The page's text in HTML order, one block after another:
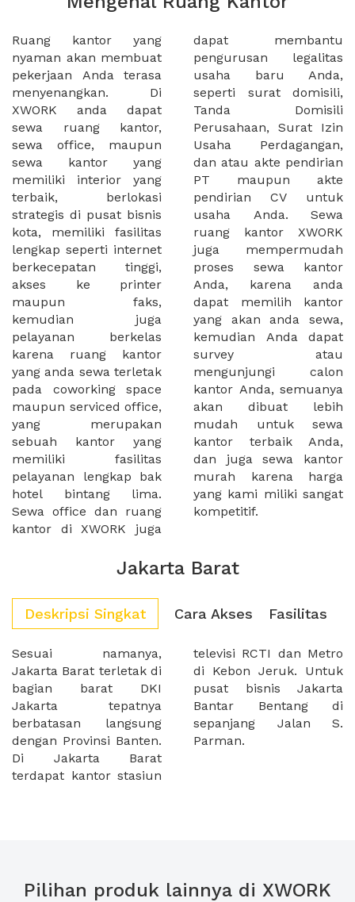
Ruang kantor yang
nyaman akan membuat
pekerjaan Anda terasa
menyenangkan. Di
XWORK anda dapat
sewa ruang kantor,
sewa office, maupun
sewa kantor yang
memiliki interior yang
terbaik, berlokasi
strategis di pusat bisnis
kota, memiliki fasilitas
lengkap seperti internet
berkecepatan tinggi,
akses ke printer
maupun faks,
kemudian juga
pelayanan berkelas
karena ruang kantor
yang anda sewa terletak
pada coworking space
maupun serviced office,
yang merupakan
sebuah kantor yang
memiliki fasilitas
pelayanan lengkap bak
hotel bintang lima.
Sewa office dan ruang
kantor di XWORK juga
dapat membantu
pengurusan legalitas
usaha baru Anda,
seperti surat domisili,
Tanda Domisili
Perusahaan, Surat Izin
Usaha Perdagangan,
dan atau akte pendirian
PT maupun akte
pendirian CV untuk
usaha Anda. Sewa
ruang kantor XWORK
juga mempermudah
proses sewa kantor
Anda, karena anda
dapat memilih kantor
yang akan anda sewa,
kemudian Anda dapat
survey atau
mengunjungi calon
kantor Anda, semuanya
akan dibuat lebih
mudah untuk sewa
kantor terbaik Anda,
dan juga sewa kantor
murah karena harga
yang kami miliki sangat
kompetitif.
Jakarta Barat
Deskripsi Singkat Cara Akses Fasilitas
Sesuai namanya,
Jakarta Barat terletak di
bagian barat DKI
Jakarta tepatnya
berbatasan langsung
dengan Provinsi Banten.
Di Jakarta Barat
terdapat kantor stasiun
televisi RCTI dan Metro
di Kebon Jeruk. Untuk
pusat bisnis Jakarta
Bantar Bentang di
sepanjang Jalan S.
Parman.
Pilihan produk lainnya di XWORK